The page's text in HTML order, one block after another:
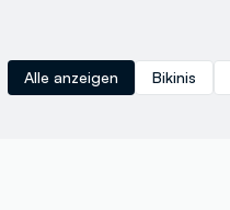
Alle anzeigen Bikinis